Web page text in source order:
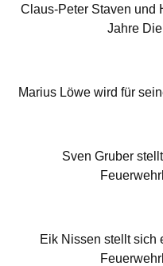
Claus-Peter Staven und
Jahre
Marius Löwe wird für
Sven Gruber
Eik Nissen stellt sich